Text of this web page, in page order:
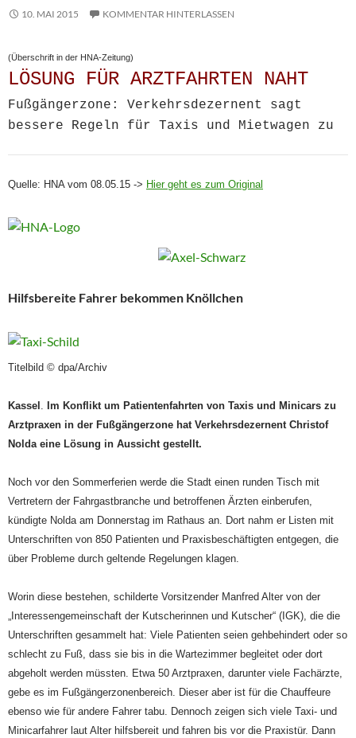
10. MAI 2015 KOMMENTAR HINTERLASSEN
(Überschrift in der HNA-Zeitung)
LÖSUNG FÜR ARZTFAHRTEN NAHT
Fußgängerzone: Verkehrsdezernent sagt
bessere Regeln für Taxis und Mietwagen zu
Quelle: HNA vom 08.05.15 -> Hier geht es zum Original
Hilfsbereite Fahrer bekommen Knöllchen
Titelbild © dpa/Archiv
Kassel . Im Konflikt um Patientenfahrten von Taxis und Minicars zu
Arztpraxen in der Fußgängerzone hatVerkehrsdezernent Christof
Nolda eine Lösung in Aussicht gestellt.
Noch vor den Sommerferien werde die Stadt einen runden Tisch mit
Vertretern der Fahrgastbranche und betroffenen Ärzten einberufen,
kündigte Nolda am Donnerstag im Rathaus an. Dort nahm er Listen mit
Unterschriften von 850 Patienten und Praxisbeschäftigten entgegen, die
über Probleme durch geltende Regelungen klagen.
Worin diese bestehen, schilderte Vorsitzender Manfred Alter von der
„Interessengemeinschaft der Kutscherinnen und Kutscher“ (IGK), die die
Unterschriften gesammelt hat: Viele Patienten seien gehbehindert oder so
schlecht zu Fuß, dass sie bis in die Wartezimmer begleitet oder dort
abgeholt werden müssten. Etwa 50 Arztpraxen, darunter viele Fachärzte,
gebe es im Fußgängerzonenbereich. Dieser aber ist für die Chauffeure
ebenso wie für andere Fahrer tabu. Dennoch zeigen sich viele Taxi- und
Minicarfahrer laut Alter hilfsbereit und fahren bis vor die Praxistür. Dann